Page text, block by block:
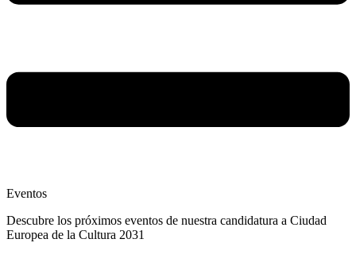
Eventos
Descubre los próximos eventos de nuestra candidatura a Ciudad
Europea de la Cultura 2031